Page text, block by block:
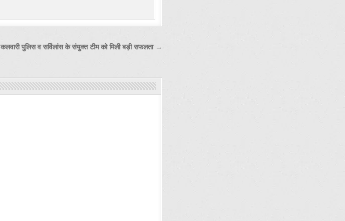
कलवारी पुलिस व सर्विलांस के संयुक्त टीम को मिली बड़ी सफलता →